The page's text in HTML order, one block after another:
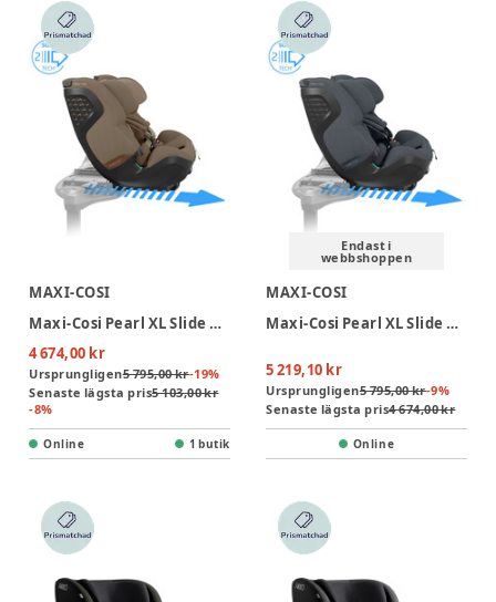
MAXI-COSI
Maxi-Cosi Pearl XL Slide Pro Bilbarnstol - Authentic Truffle
4 674,00 kr
Ursprungligen5 795,00 kr-19%
Senaste lägsta pris5 103,00 kr
-8%
Online 1 butik
Endast i
webbshoppen
MAXI-COSI
Maxi-Cosi Pearl XL Slide Pro Bilbarnstol - Authentic Graphite
5 219,10 kr
Ursprungligen5 795,00 kr-9%
Senaste lägsta pris4 674,00 kr
Online